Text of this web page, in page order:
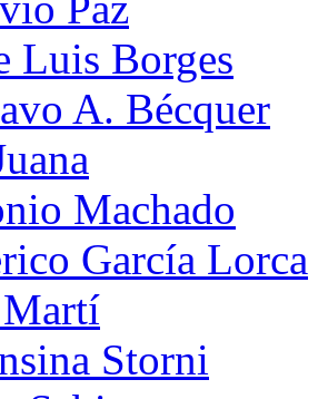
Luis Borges
A. Bécquer
Machado
García Lorca
Martí
Storni